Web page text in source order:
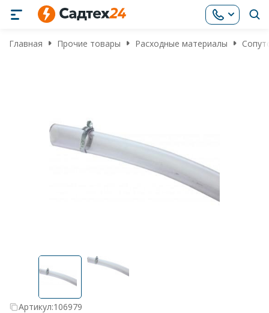
Главная Прочие товары Расходные материалы
Артикул:106979